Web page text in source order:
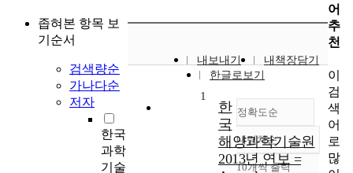
좁혀본 항목 보
기순서
검색량순
가나다순
저자
한국
과학
기술
내보내기
내책장담기
한글로보기
정확도순
정확도
순
내림차순
10개씩 출력
1
한
국
해양과학기술원
2013년 연보 =
어
추
천
이
검
색
어
로
많